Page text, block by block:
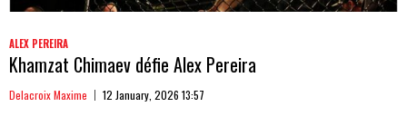
ALEX PEREIRA
Khamzat Chimaev défie Alex Pereira
Delacroix Maxime 12 January, 2026 13:57